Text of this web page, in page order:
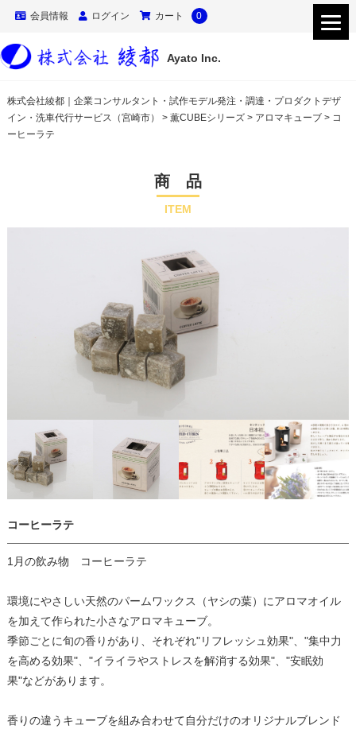
会員情報 ログイン カート 0
Ayato Inc.
株式会社綾都｜企業コンサルタント・試作モデル発注・調達・プロダクトデザ
イン・洗車代行サービス（宮崎市）
> 薫CUBEシリーズ> アロマキューブ> コ
ーヒーラテ
商 品
ITEM
コーヒーラテ
1月の飲み物 コーヒーラテ
環境にやさしい天然のパームワックス（ヤシの葉）にアロマオイル
を加えて作られた小さなアロマキューブ。
季節ごとに旬の香りがあり、それぞれ"リフレッシュ効果"、"集中力
を高める効果"、"イライラやストレスを解消する効果"、"安眠効
果"などがあります。
香りの違うキューブを組み合わせて自分だけのオリジナルブレンド